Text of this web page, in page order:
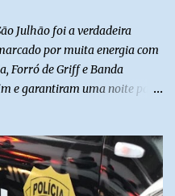
Julhão foi a verdadeira
por muita energia com
Forró de Griff e Banda
e garantiram uma noite para
conta das ruas do Alto
levando o público a
cortejo que já faz parte da